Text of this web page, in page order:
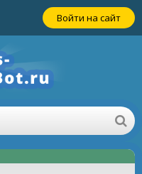
Войти на сайт